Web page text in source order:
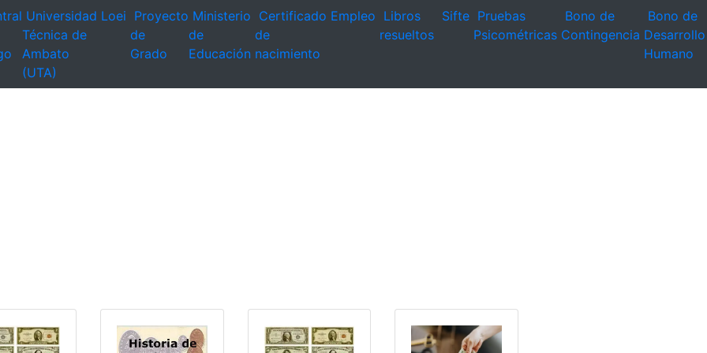
Universidad
Técnica de
Ambato
(UTA)
Loei Proyecto
de
Grado
Ministerio
de
Educación
Certificado
de
nacimiento
Empleo Libros
resueltos
Sifte Pruebas
Psicométricas
Bono de
Contingencia
Bono de
Desarrollo
Humano